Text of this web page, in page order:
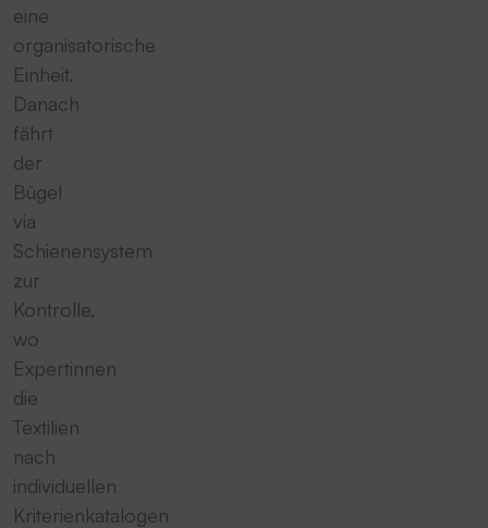
eine
organisatorische
Einheit.
Danach
fährt
der
Bügel
via
Schienensystem
zur
Kontrolle,
wo
Expertinnen
die
Textilien
nach
individuellen
Kriterienkatalogen